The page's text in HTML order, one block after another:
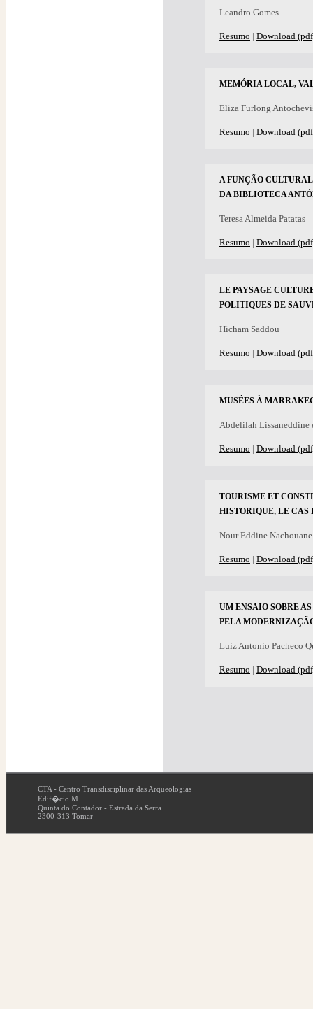
Leandro Gomes
Resumo | Download
MEMÓRIA LOCAL,
Eliza Furlong
Resumo | Download
A FUNÇÃO
DA BIBLIOTECA
Teresa Almeida Patatas
Resumo | Download
LE PAYSAGE
POLITIQUES DE
Hicham Saddou
Resumo | Download
MUSÉES À
Abdelilah Lissaneddine
Resumo | Download
TOURISME ET
HISTORIQUE, LE CAS
Nour Eddine
Resumo | Download
UM ENSAIO SOBRE
PELA
Luiz Antonio Pacheco
Resumo | Download
CTA - Centro Transdisciplinar das Arqueologias
Edif�cio M
Quinta do Contador - Estrada da Serra
2300-313 Tomar